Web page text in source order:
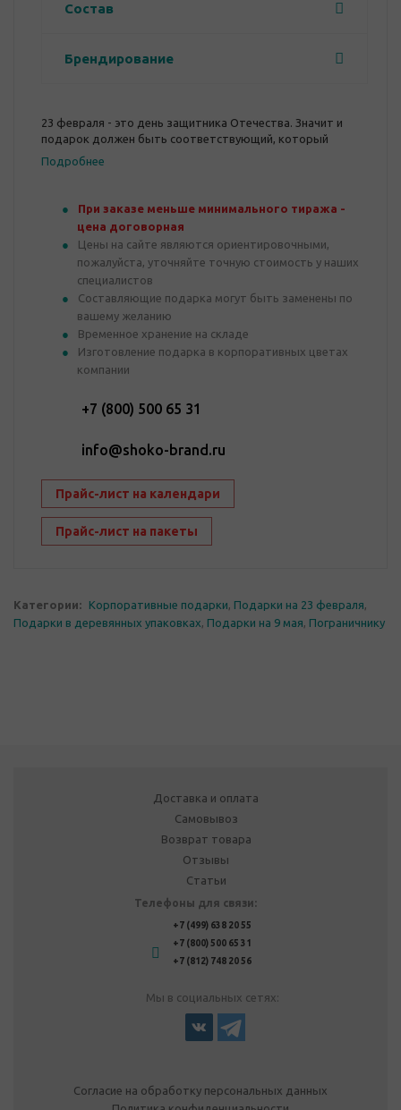
Состав
Брендирование
23 февраля - это день защитника Отечества. Значит и
подарок должен быть соответствующий, который
напомнит каждому мужчине о том, что он патриот и
готов защищать не только свою страну, но и семью.
Подробнее
При заказе меньше минимального тиража -
цена договорная
Цены на сайте являются ориентировочными,
пожалуйста, уточняйте точную стоимость у наших
специалистов
Составляющие подарка могут быть заменены по
вашему желанию
Временное хранение на складе
Изготовление подарка в корпоративных цветах
компании
+7 (800) 500 65 31
info@shoko-brand.ru
Прайс-лист на календари
Прайс-лист на пакеты
Категории: Корпоративные подарки, Подарки на 23 февраля,
Подарки в деревянных упаковках, Подарки на 9 мая, Пограничнику
Доставка и оплата
Самовывоз
Возврат товара
Отзывы
Статьи
Телефоны для связи:
+7 (499) 638 20 55
+7 (800) 500 65 31
+7 (812) 748 20 56
Мы в социальных сетях:
Согласие на обработку персональных данных